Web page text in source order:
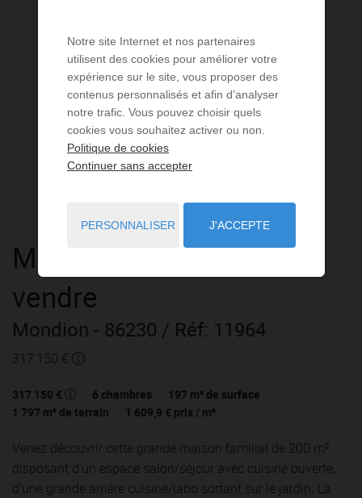
Maison 10 piècesà
vendre
Mondion - 86230 / Réf: 11964
317 150 €
317 150 € 6 chambres 197 m² de surface
1 797 m² de terrain 1 609,9 € prix / m²
Venez découvrir cette grande maison familial de 200 m²
disposant d'un espace salon/séjour avec cuisine ouverte,
d'une grande arrière cuisine/labo sortant sur le jardin. La
Notre site Internet et nos partenaires
utilisent des cookies pour améliorer votre
expérience sur le site, vous proposer des
contenus personnalisés et afin d’analyser
notre trafic. Vous pouvez choisir quels
cookies vous souhaitez activer ou non.
Politique de cookies
Continuer sans accepter
PERSONNALISER J'ACCEPTE